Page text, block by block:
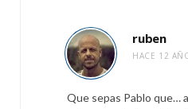
ruben
HACE 12
Que sepas Pablo que…